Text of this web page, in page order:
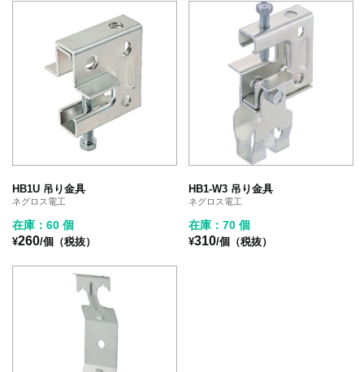
HB1U 吊り金具
ネグロス電工
在庫：60 個
¥260/個（税抜）
HB1-W3 吊り金具
ネグロス電工
在庫：70 個
¥310/個（税抜）